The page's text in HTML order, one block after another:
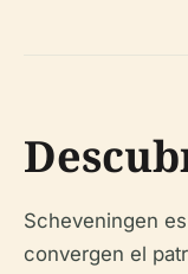
Scheveningen
convergen el